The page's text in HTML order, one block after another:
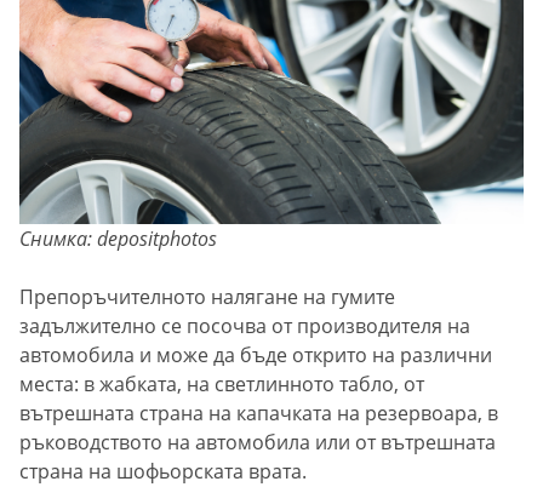
Снимка: depositphotos
Препоръчителното налягане на гумите
задължително се посочва от производителя на
автомобила и може да бъде открито на различни
места: в жабката, на светлинното табло, от
вътрешната страна на капачката на резервоара, в
ръководството на автомобила или от вътрешната
страна на шофьорската врата.